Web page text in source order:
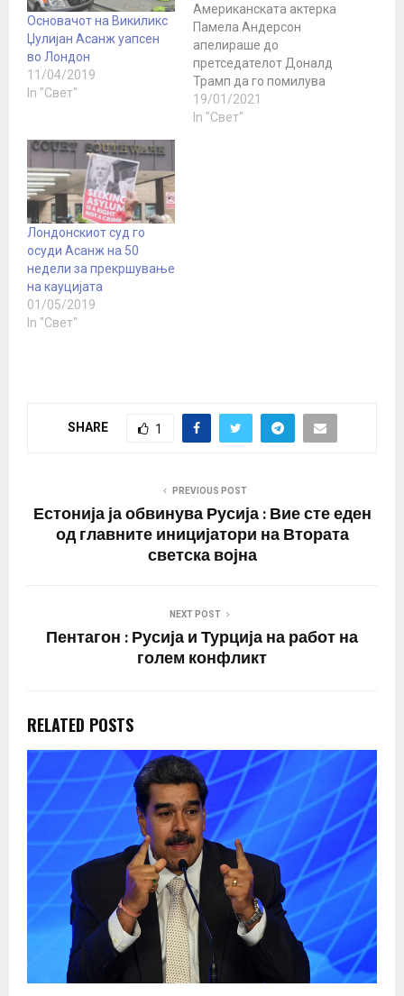
Основачот на Викиликс
Џулијан Асанж уапсен
во Лондон
11/04/2019
In "Свет"
Американската актерка
Памела Андерсон
апелираше до
претседателот Доналд
Трамп да го помилува
основачот на Викиликс
Жулијан Асанж пред да
19/01/2021
In "Свет"
Лондонскиот суд го
осуди Асанж на 50
недели за прекршување
на кауцијата
01/05/2019
In "Свет"
SHARE 1
PREVIOUS POST
Естонија ја обвинува Русија : Вие сте еден
од главните иницијатори на Втората
светска војна
NEXT POST
Пентагон : Русија и Турција на работ на
голем конфликт
RELATED POSTS